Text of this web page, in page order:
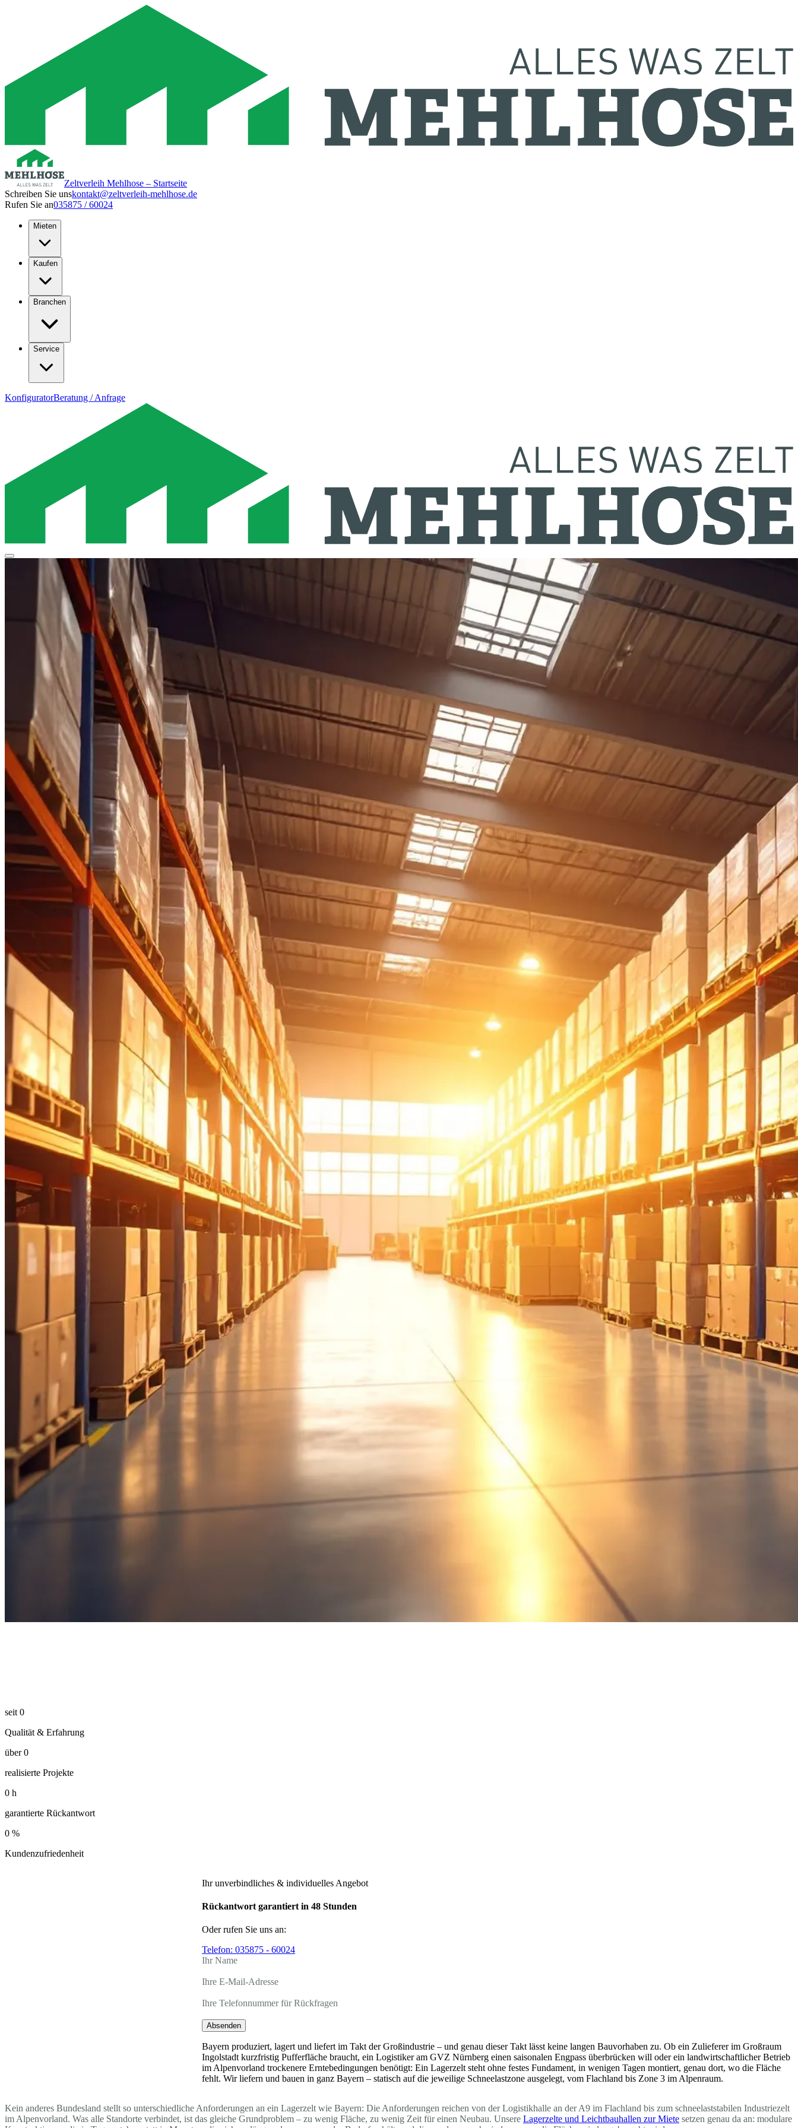
Zeltverleih Mehlhose – Startseite
Schreiben Sie unskontakt@zeltverleih-mehlhose.de
Rufen Sie an035875 / 60024
Mieten
Kaufen
Branchen
Service
KonfiguratorBeratung / Anfrage
seit 0
Qualität & Erfahrung
über 0
realisierte Projekte
0 h
garantierte Rückantwort
0 %
Kundenzufriedenheit
Ihr unverbindliches & individuelles Angebot
Rückantwort garantiert in 48 Stunden
Oder rufen Sie uns an:
Telefon: 035875 - 60024
Ihr Name
Ihre E-Mail-Adresse
Ihre Telefonnummer für Rückfragen
Absenden
Bayern produziert, lagert und liefert im Takt der Großindustrie – und genau dieser Takt lässt keine langen Bauvorhaben zu. Ob ein Zulieferer im Großraum
Ingolstadt kurzfristig Pufferfläche braucht, ein Logistiker am GVZ Nürnberg einen saisonalen Engpass überbrücken will oder ein landwirtschaftlicher Betrieb
im Alpenvorland trockenere Erntebedingungen benötigt: Ein Lagerzelt steht ohne festes Fundament, in wenigen Tagen montiert, genau dort, wo die Fläche
fehlt. Wir liefern und bauen in ganz Bayern – statisch auf die jeweilige Schneelastzone ausgelegt, vom Flachland bis Zone 3 im Alpenraum.
Kein anderes Bundesland stellt so unterschiedliche Anforderungen an ein Lagerzelt wie Bayern: Die Anforderungen reichen von der Logistikhalle an der A9 im Flachland bis zum schneelaststabilen Industriezelt
im Alpenvorland. Was alle Standorte verbindet, ist das gleiche Grundproblem – zu wenig Fläche, zu wenig Zeit für einen Neubau. Unsere Lagerzelte und Leichtbauhallen zur Miete setzen genau da an: modulare